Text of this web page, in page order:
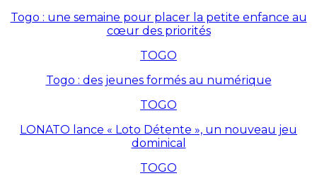
Togo : une semaine pour placer la petite enfance au
cœur des priorités
TOGO
Togo : des jeunes formés au numérique
TOGO
LONATO lance « Loto Détente », un nouveau jeu
dominical
TOGO